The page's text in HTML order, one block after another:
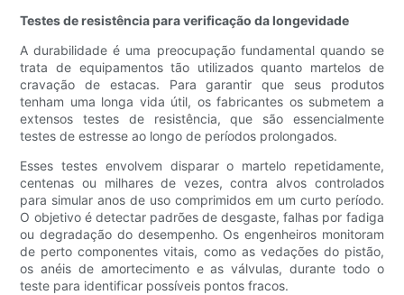
Testes de resistência para verificação da longevidade
A durabilidade é uma preocupação fundamental quando se
trata de equipamentos tão utilizados quanto martelos de
cravação de estacas. Para garantir que seus produtos
tenham uma longa vida útil, os fabricantes os submetem a
extensos testes de resistência, que são essencialmente
testes de estresse ao longo de períodos prolongados.
Esses testes envolvem disparar o martelo repetidamente,
centenas ou milhares de vezes, contra alvos controlados
para simular anos de uso comprimidos em um curto período.
O objetivo é detectar padrões de desgaste, falhas por fadiga
ou degradação do desempenho. Os engenheiros monitoram
de perto componentes vitais, como as vedações do pistão,
os anéis de amortecimento e as válvulas, durante todo o
teste para identificar possíveis pontos fracos.